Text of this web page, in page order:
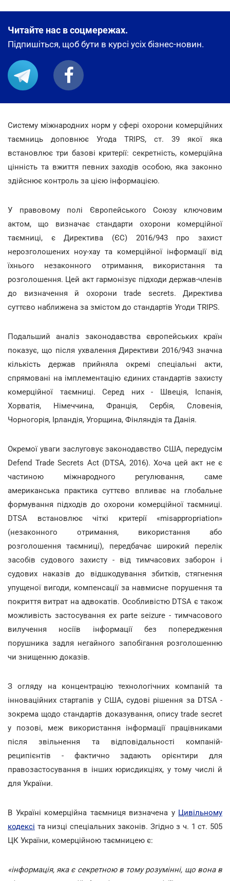
Читайте нас в соцмережах.
Підпишіться, щоб бути в курсі усіх бізнес-новин.
Систему міжнародних норм у сфері охорони комерційних
таємниць доповнює Угода TRIPS, ст. 39 якої яка
встановлює три базові критерії: секретність, комерційна
цінність та вжиття певних заходів особою, яка законно
здійснює контроль за цією інформацією.
У правовому полі Європейського Союзу ключовим
актом, що визначає стандарти охорони комерційної
таємниці, є Директива (ЄС) 2016/943 про захист
нерозголошених ноу-хау та комерційної інформації від
їхнього незаконного отримання, використання та
розголошення. Цей акт гармонізує підходи держав-членів
до визначення й охорони trade secrets. Директива
суттєво наближена за змістом до стандартів Угоди TRIPS.
Подальший аналіз законодавства європейських країн
показує, що після ухвалення Директиви 2016/943 значна
кількість держав прийняла окремі спеціальні акти,
спрямовані на імплементацію єдиних стандартів захисту
комерційної таємниці. Серед них - Швеція, Іспанія,
Хорватія, Німеччина, Франція, Сербія, Словенія,
Чорногорія, Ірландія, Угорщина, Фінляндія та Данія.
Окремої уваги заслуговує законодавство США, передусім
Defend Trade Secrets Act (DTSA, 2016). Хоча цей акт не є
частиною міжнародного регулювання, саме
американська практика суттєво впливає на глобальне
формування підходів до охорони комерційної таємниці.
DTSA встановлює чіткі критерії «misappropriation»
(незаконного отримання, використання або
розголошення таємниці), передбачає широкий перелік
засобів судового захисту - від тимчасових заборон і
судових наказів до відшкодування збитків, стягнення
упущеної вигоди, компенсації за навмисне порушення та
покриття витрат на адвокатів. Особливістю DTSA є також
можливість застосування ex parte seizure - тимчасового
вилучення носіїв інформації без попередження
порушника задля негайного запобігання розголошенню
чи знищенню доказів.
З огляду на концентрацію технологічних компаній та
інноваційних стартапів у США, судові рішення за DTSA -
зокрема щодо стандартів доказування, опису trade secret
у позові, меж використання інформації працівниками
після звільнення та відповідальності компаній-
реципієнтів - фактично задають орієнтири для
правозастосування в інших юрисдикціях, у тому числі й
для України.
В Україні комерційна таємниця визначена у Цивільному
кодексі та низці спеціальних законів. Згідно з ч. 1 ст. 505
ЦК України, комерційною таємницею є:
«інформація, яка є секретною в тому розумінні, що вона в